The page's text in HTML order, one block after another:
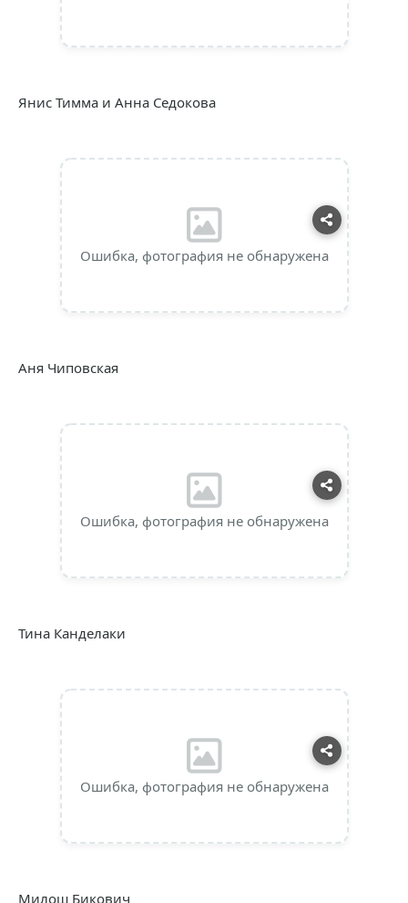
Янис Тимма и Анна Седокова
Ошибка, фотография не обнаружена
Аня Чиповская
Ошибка, фотография не обнаружена
Тина Канделаки
Ошибка, фотография не обнаружена
Милош Бикович